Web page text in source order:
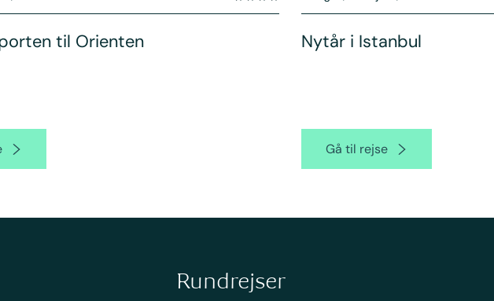
til Orienten Nytår i Istanbul
Gå til rejse
Rundrejser